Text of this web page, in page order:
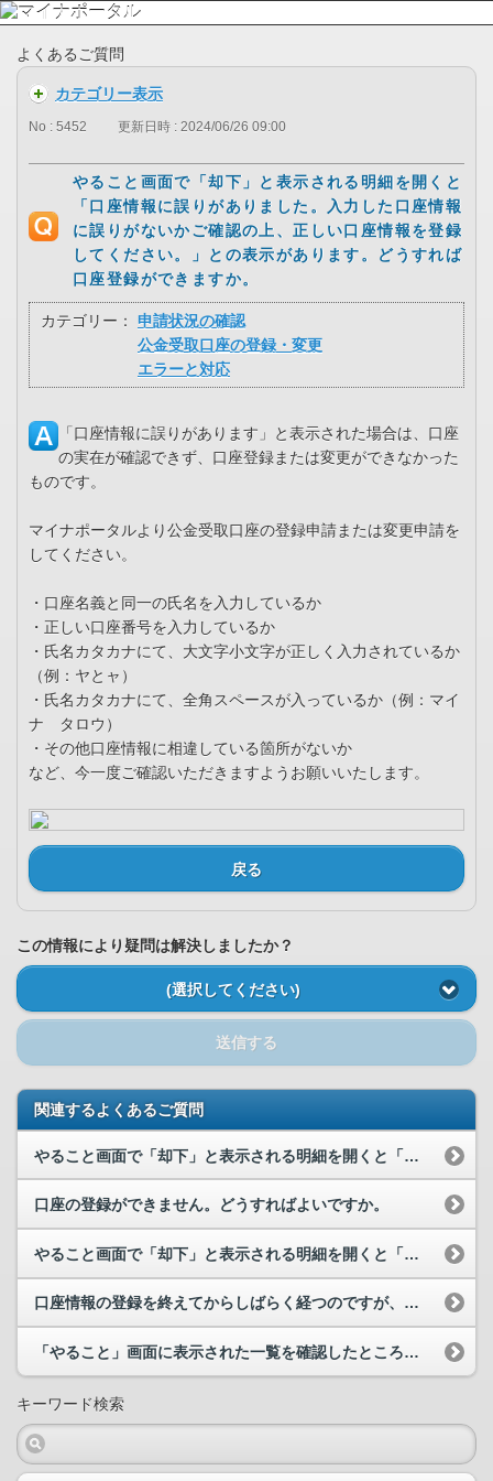
よくあるご質問
カテゴリー表示
No : 5452 更新日時 : 2024/06/26 09:00
やること画面で「却下」と表示される明細を開くと
「口座情報に誤りがありました。入力した口座情報
に誤りがないかご確認の上、正しい口座情報を登録
してください。」との表示があります。どうすれば
口座登録ができますか。
カテゴリー：
申請状況の確認
公金受取口座の登録・変更
エラーと対応
「口座情報に誤りがあります」と表示された場合は、口座
の実在が確認できず、口座登録または変更ができなかった
ものです。
マイナポータルより公金受取口座の登録申請または変更申請を
してください。
・口座名義と同一の氏名を入力しているか
・正しい口座番号を入力しているか
・氏名カタカナにて、大文字小文字が正しく入力されているか
（例：ヤとャ）
・氏名カタカナにて、全角スペースが入っているか（例：マイ
ナ タロウ）
・その他口座情報に相違している箇所がないか
など、今一度ご確認いただきますようお願いいたします。
戻る
この情報により疑問は解決しましたか？
(選択してください)
送信する
関連するよくあるご質問
やること画面で「却下」と表示される明細を開くと「登録できない口座でした。別の口座を登録してくだ...
口座の登録ができません。どうすればよいですか。
やること画面で「却下」と表示される明細を開くと「口座情報に誤りがありました。入力に誤りがないか...
口座情報の登録を終えてからしばらく経つのですが、処理中のままです。いつ完了のステータス表示に変...
「やること」画面に表示された一覧を確認したところ、本日１回目に登録申請したものは「処理中」、本...
キーワード検索